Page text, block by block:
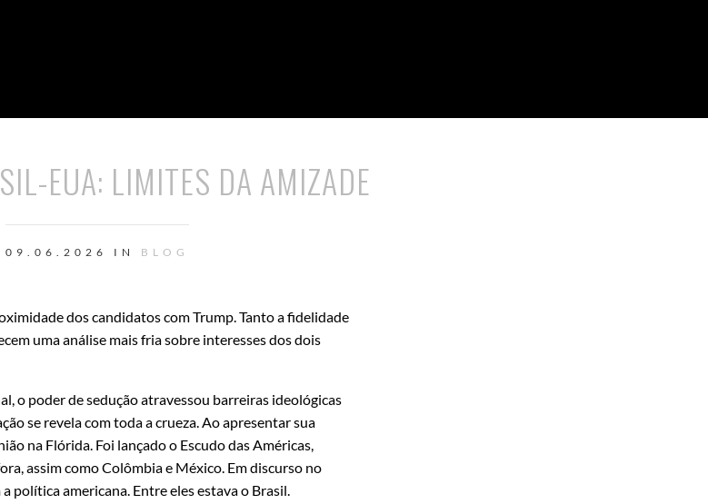
EUA: LIMITES DA AMIZADE
09.06.2026 IN BLOG
dos candidatos com Trump. Tanto a fidelidade
uma análise mais fria sobre interesses dos dois
o poder de sedução atravessou barreiras ideológicas
se revela com toda a crueza. Ao apresentar sua
na Flórida. Foi lançado o Escudo das Américas,
assim como Colômbia e México. Em discurso no
política americana. Entre eles estava o Brasil.